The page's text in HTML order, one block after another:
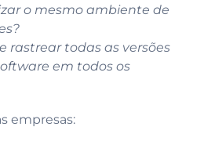
o mesmo ambiente de
rastrear todas as versões
em todos os
empresas: